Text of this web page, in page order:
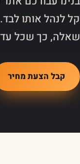
קל לנהל אותו
שאלה, כך שכל
קבל הצעת מחיר